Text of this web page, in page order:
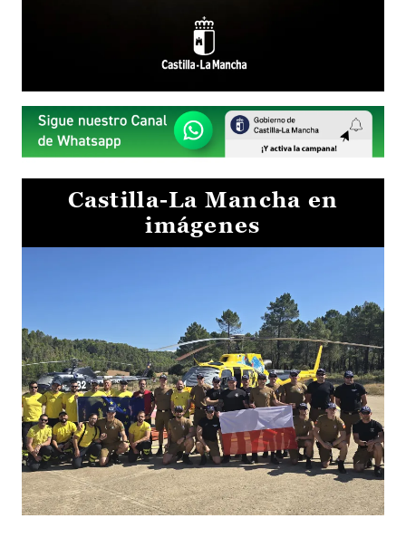
Castilla-La Mancha en
imágenes